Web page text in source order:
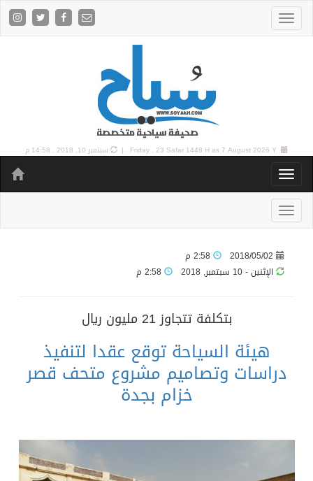
Friday , 23 Safar 1448 H as7 August 2026 Y | سبتمبر 10, 2018 , 14:58 م
2018/05/02
الإثنين - 10 سبتمبر, 2018
​بتكلفة تتجاوز 21 مليون ريال
هيئة السياحة توقع عقدا لتنفيذ
دراسات وتصاميم مشروع متحف قصر
خزام بجدة